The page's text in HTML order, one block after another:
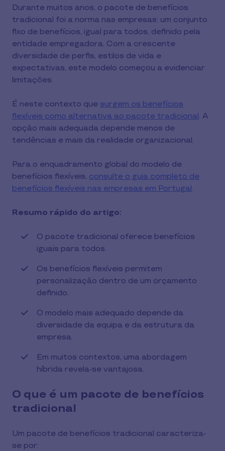
Durante muitos anos, o pacote de benefícios
tradicional foi a norma nas empresas: um conjunto
fixo de benefícios, igual para todos, definido pela
entidade empregadora. Com a crescente
diversidade de perfis, estilos de vida e
expectativas, este modelo começou a evidenciar
limitações.
É neste contexto que surgem os benefícios
flexíveis como alternativa ao pacote tradicional. A
opção mais adequada depende menos de
tendências e mais da realidade organizacional.
Para o enquadramento global do modelo de
benefícios flexíveis, consulte o guia completo de
benefícios flexíveis nas empresas em Portugal.
Resumo rápido do artigo:
O pacote tradicional oferece benefícios
iguais para todos.
Os benefícios flexíveis permitem
personalização dentro de um orçamento
definido.
O modelo mais adequado depende da
diversidade da equipa e da estrutura da
empresa.
Em muitos contextos, uma abordagem
híbrida revela-se vantajosa.
O que é um pacote de benefícios
tradicional
Um pacote de benefícios tradicional caracteriza-
se por: